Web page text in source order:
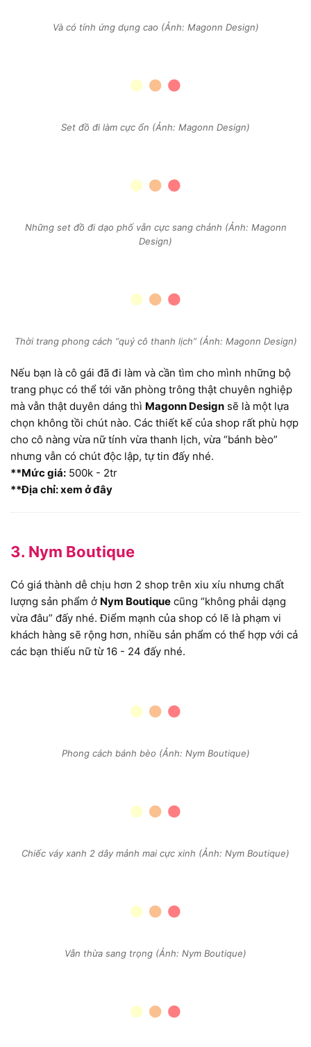
Và có tính ứng dụng cao (Ảnh: Magonn Design)
Set đồ đi làm cực ổn (Ảnh: Magonn Design)
Những set đồ đi dạo phố vẫn cực sang chảnh (Ảnh: Magonn
Design)
Thời trang phong cách “quý cô thanh lịch” (Ảnh: Magonn Design)
Nếu bạn là cô gái đã đi làm và cần tìm cho mình những bộ
trang phục có thể tới văn phòng trông thật chuyên nghiệp
mà vẫn thật duyên dáng thì Magonn Design sẽ là một lựa
chọn không tồi chút nào. Các thiết kế của shop rất phù hợp
cho cô nàng vừa nữ tính vừa thanh lịch, vừa “bánh bèo”
nhưng vẫn có chút độc lập, tự tin đấy nhé.
**Mức giá: 500k - 2tr
**Địa chỉ: xem ở đây
3. Nym Boutique
Có giá thành dễ chịu hơn 2 shop trên xiu xíu nhưng chất
lượng sản phẩm ở Nym Boutique cũng “không phải dạng
vừa đâu” đấy nhé. Điểm mạnh của shop có lẽ là phạm vi
khách hàng sẽ rộng hơn, nhiều sản phẩm có thể hợp với cả
các bạn thiếu nữ từ 16 - 24 đấy nhé.
Phong cách bánh bèo (Ảnh: Nym Boutique)
Chiếc váy xanh 2 dây mảnh mai cực xinh (Ảnh: Nym Boutique)
Vẫn thừa sang trọng (Ảnh: Nym Boutique)